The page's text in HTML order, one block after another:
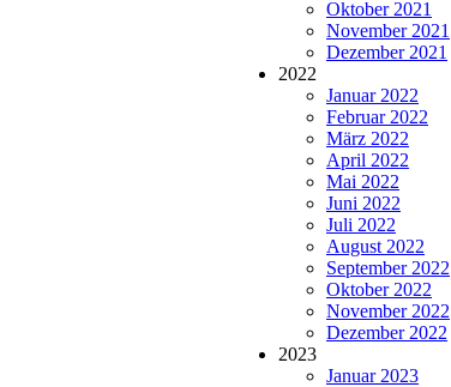
Oktober 2021
November 2021
Dezember 2021
2022
Januar 2022
Februar 2022
März 2022
April 2022
Mai 2022
Juni 2022
Juli 2022
August 2022
September 2022
Oktober 2022
November 2022
Dezember 2022
2023
Januar 2023